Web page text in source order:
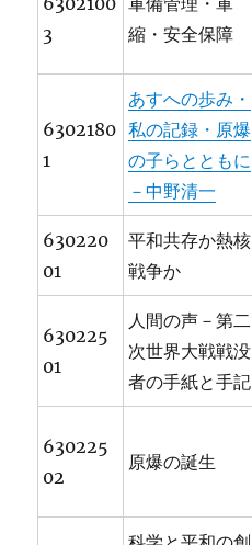
3
縮・安全保障
6302180
1
あすへの歩み・
私の記録・原爆
の子らとともに
－中野清一
630220
01
平和共存か熱核
戦争か
630225
01
人間の声－第二
次世界大戦戦没
者の手紙と手記
630225
02
原爆の誕生